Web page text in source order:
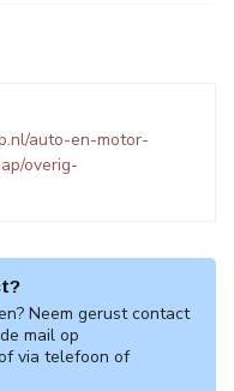
auto-en-motor-
overig-
Neem gerust contact
mail op
via telefoon of